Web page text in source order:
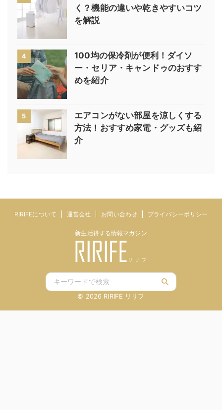
く？機能の違いや乾きやすいコツ
を解説
4
100均の保冷剤が便利！ダイソ
ー・セリア・キャンドゥのおすす
めを紹介
5
エアコンがない部屋を涼しくする
方法！おすすめ家電・グッズも紹
介
RIRIFEについて 運営会社 お問い合わせ プライバシーポリシー
新生活得する情報マガジン
© 2026 RIRIFE リリフ